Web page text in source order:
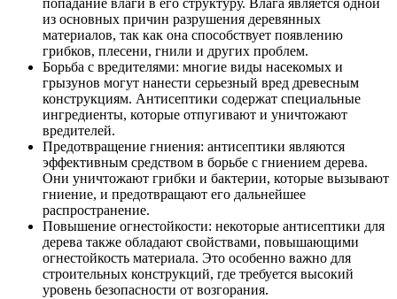
попадание влаги в его структуру. Влага является одной
из основных причин разрушения деревянных
материалов, так как она способствует появлению
грибков, плесени, гнили и других проблем.
Борьба с вредителями: многие виды насекомых и
грызунов могут нанести серьезный вред древесным
конструкциям. Антисептики содержат специальные
ингредиенты, которые отпугивают и уничтожают
вредителей.
Предотвращение гниения: антисептики являются
эффективным средством в борьбе с гниением дерева.
Они уничтожают грибки и бактерии, которые вызывают
гниение, и предотвращают его дальнейшее
распространение.
Повышение огнестойкости: некоторые антисептики для
дерева также обладают свойствами, повышающими
огнестойкость материала. Это особенно важно для
строительных конструкций, где требуется высокий
уровень безопасности от возгорания.